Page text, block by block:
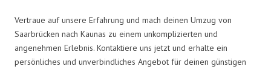
Vertraue auf unsere Erfahrung und mach deinen Umzug von
Saarbrücken nach Kaunas zu einem unkomplizierten und
angenehmen Erlebnis. Kontaktiere uns jetzt und erhalte ein
persönliches und unverbindliches Angebot für deinen günstigen